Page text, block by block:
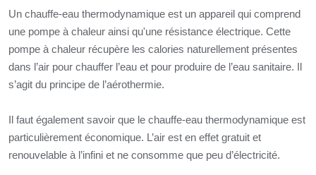
Un chauffe-eau thermodynamique est un appareil qui comprend
une pompe à chaleur ainsi qu'une résistance électrique. Cette
pompe à chaleur récupère les calories naturellement présentes
dans l’air pour chauffer l’eau et pour produire de l’eau sanitaire. Il
s’agit du principe de l’aérothermie.
Il faut également savoir que le chauffe-eau thermodynamique est
particulièrement économique. L’air est en effet gratuit et
renouvelable à l’infini et ne consomme que peu d’électricité.